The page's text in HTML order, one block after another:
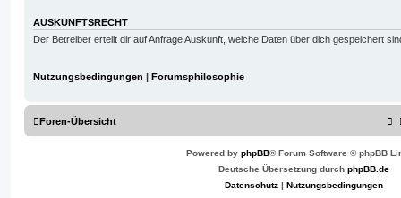
AUSKUNFTSRECHT
Der Betreiber erteilt dir auf Anfrage Auskunft, welche Daten über dich gespeichert
Nutzungsbedingungen | Forumsphilosophie
Foren-Übersicht
Powered by phpBB® Forum Software © phpBB
Deutsche Übersetzung durch phpBB.de
Datenschutz
Nutzungsbedingungen